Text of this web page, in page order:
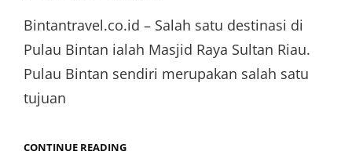
Bintantravel.co.id – Salah satu destinasi di
Pulau Bintan ialah Masjid Raya Sultan Riau.
Pulau Bintan sendiri merupakan salah satu
tujuan
CONTINUE READINGWISATA